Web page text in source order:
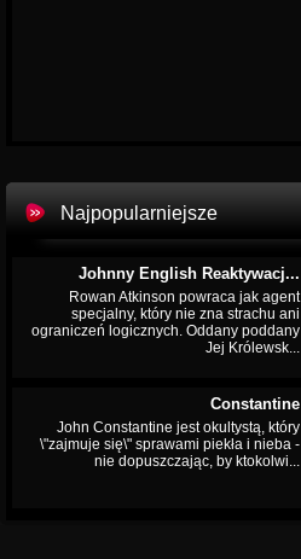
Najpopularniejsze
Johnny English Reaktywacj...
Rowan Atkinson powraca jak agent
specjalny, który nie zna strachu ani
ograniczeń logicznych. Oddany poddany
Jej Królewsk...
Constantine
John Constantine jest okultystą, który
\"zajmuje się\" sprawami piekła i nieba -
nie dopuszczając, by ktokolwi...